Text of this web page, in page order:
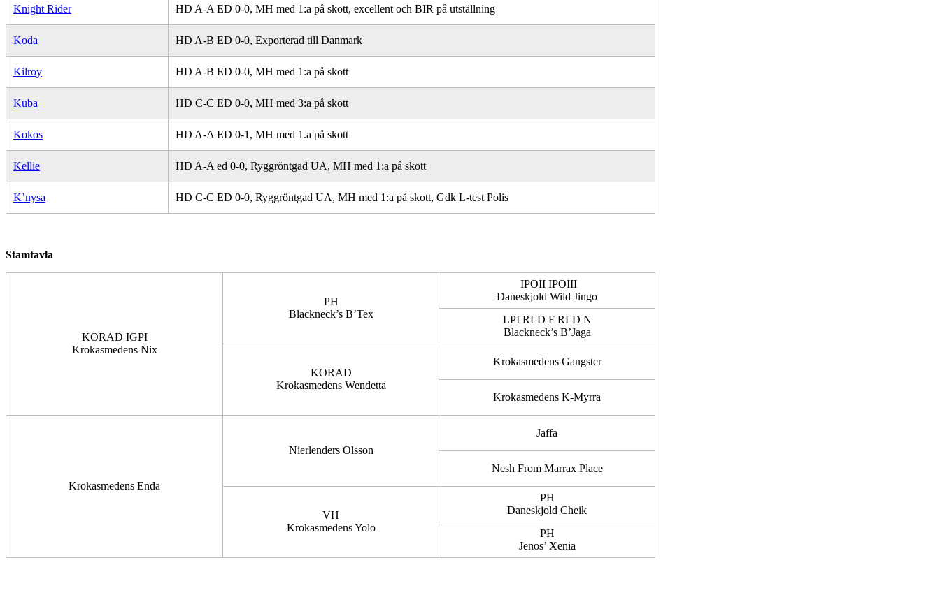
Knight Rider HD A-A ED 0-0, MH med 1:a på skott, excellent och BIR på utställning
Koda HD A-B ED 0-0, Exporterad till Danmark
Kilroy HD A-B ED 0-0, MH med 1:a på skott
Kuba HD C-C ED 0-0, MH med 3:a på skott
Kokos HD A-A ED 0-1, MH med 1.a på skott
Kellie HD A-A ed 0-0, Ryggröntgad UA, MH med 1:a på skott
K’nysa HD C-C ED 0-0, Ryggröntgad UA, MH med 1:a på skott, Gdk L-test Polis
Stamtavla
KORAD IGPI
Krokasmedens Nix
PH
Blackneck’s B’Tex
IPOII IPOIII
Daneskjold Wild Jingo
LPI RLD F RLD N
Blackneck’s B’Jaga
KORAD
Krokasmedens Wendetta
Krokasmedens Gangster
Krokasmedens K-Myrra
Krokasmedens Enda
Nierlenders Olsson
Jaffa
Nesh From Marrax Place
VH
Krokasmedens Yolo
PH
Daneskjold Cheik
PH
Jenos’ Xenia